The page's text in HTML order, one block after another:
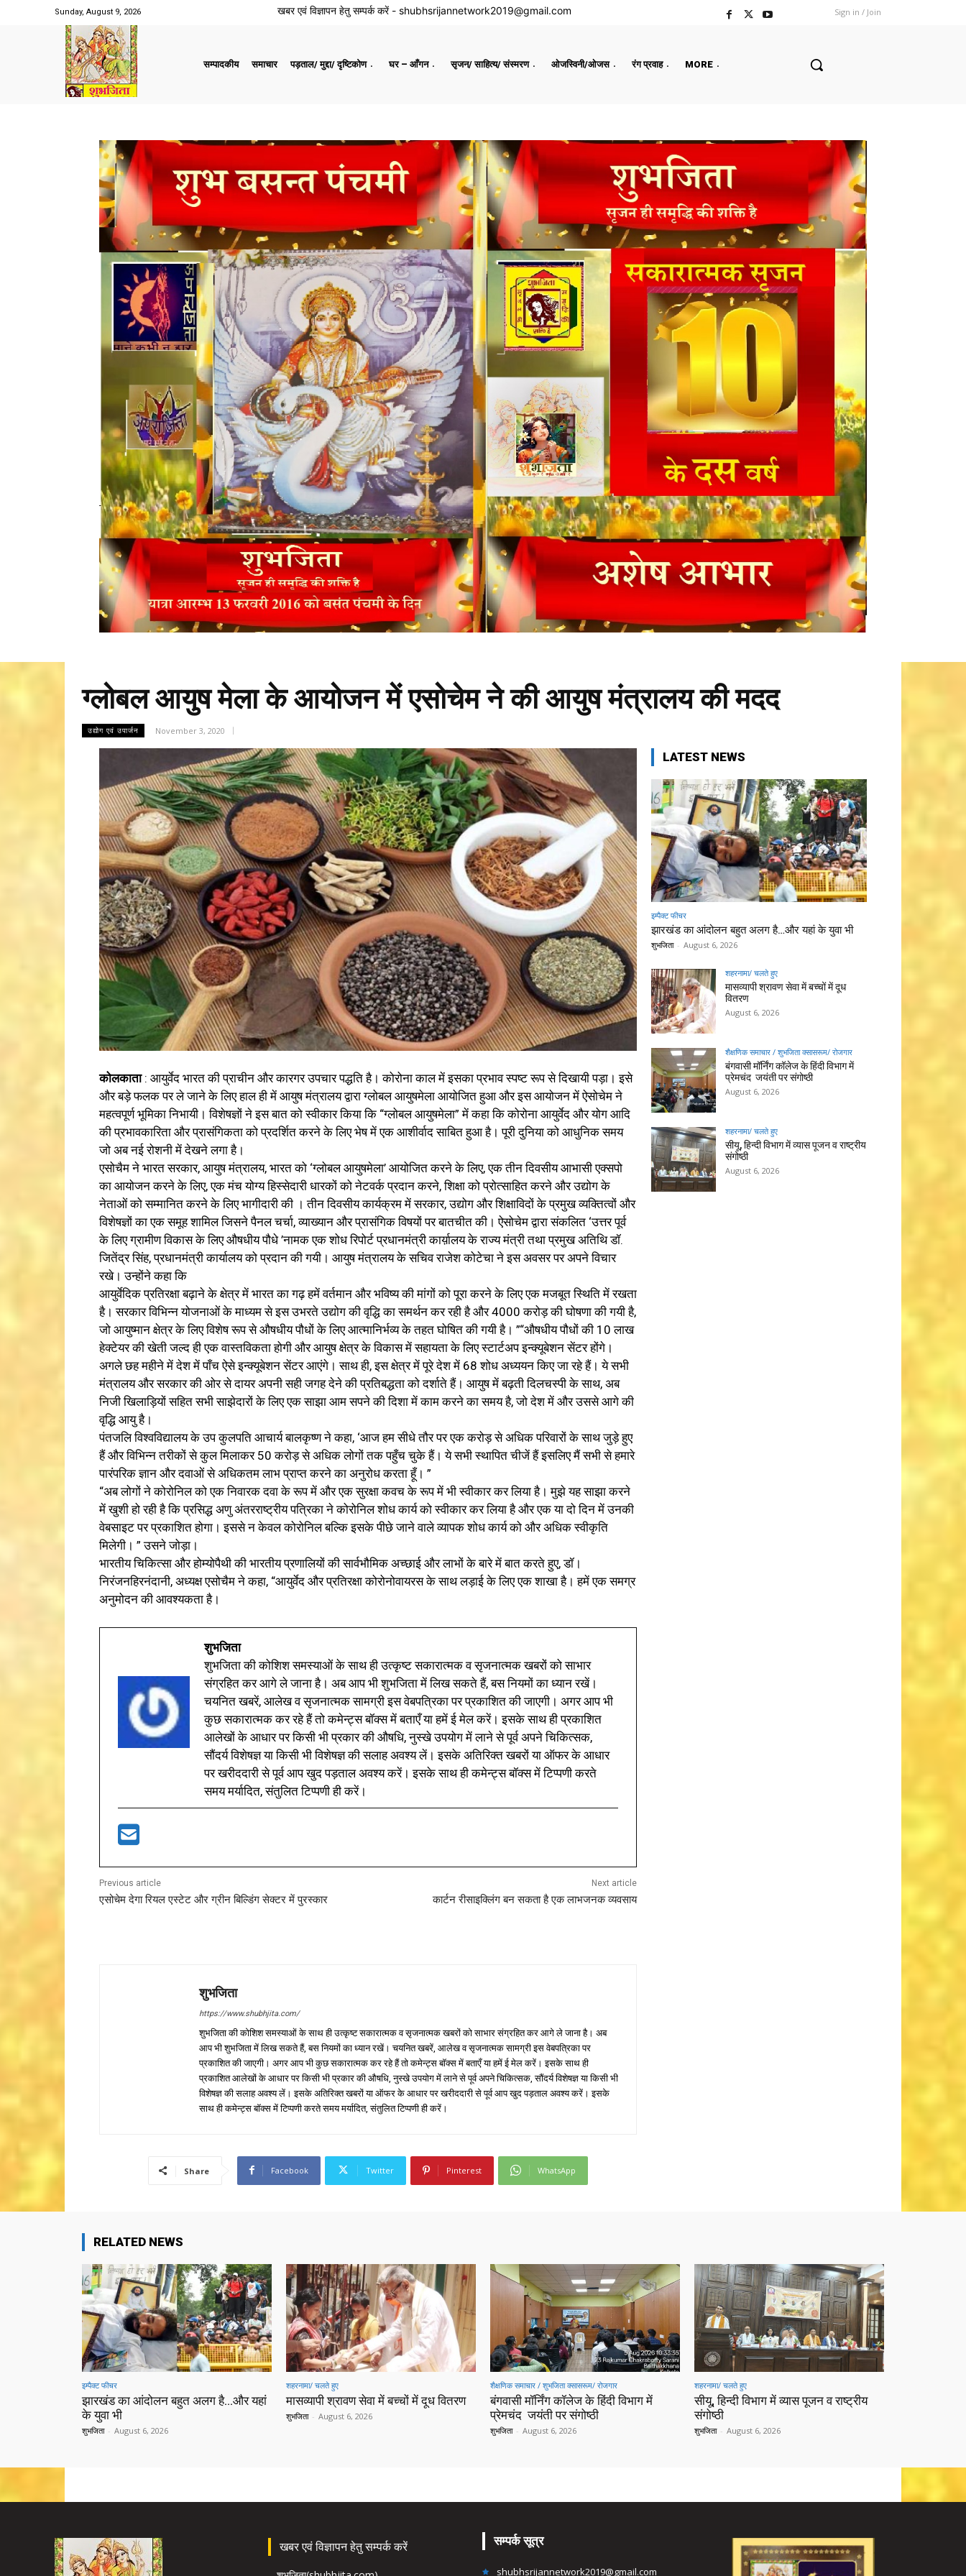
Sunday, August 9, 2026 खबर एवं विज्ञापन हेतु सम्पर्क करें - shubhsrijannetwork2019@gmail.com Sign in / Join
सम्पादकीय समाचार पड़ताल/ मुद्दा/ दृष्टिकोण घर – आँगन सृजन/ साहित्य/ संस्मरण ओजस्विनी/ओजस रंग प्रवाह MORE
ग्लोबल आयुष मेला के आयोजन में एसोचेम ने की आयुष मंत्रालय की मदद
उद्योग एवं उपार्जन November 3, 2020
कोलकाता: आयुर्वेद भारत की प्राचीन और कारगर उपचार पद्धति है। कोरोना काल में इसका प्रभाव स्पष्ट रूप से दिखायी पड़ा। इसे
और बड़े फलक पर ले जाने के लिए हाल ही में आयुष मंत्रालय द्वारा ग्लोबल आयुषमेला आयोजित हुआ और इस आयोजन में ऐसोचेम ने
महत्वपूर्ण भूमिका निभायी। विशेषज्ञों ने इस बात को स्वीकार किया कि “ग्लोबल आयुषमेला” में कहा कि कोरोना आयुर्वेद और योग आदि
की प्रभावकारिता और प्रासंगिकता को प्रदर्शित करने के लिए भेष में एक आशीर्वाद साबित हुआ है। पूरी दुनिया को आधुनिक समय
जो अब नई रोशनी में देखने लगा है।
एसोचैम ने भारत सरकार, आयुष मंत्रालय, भारत को ‘ग्लोबल आयुषमेला’ आयोजित करने के लिए, एक तीन दिवसीय आभासी एक्सपो
का आयोजन करने के लिए, एक मंच योग्य हिस्सेदारी धारकों को नेटवर्क प्रदान करने, शिक्षा को प्रोत्साहित करने और उद्योग के
नेताओं को सम्मानित करने के लिए भागीदारी की । तीन दिवसीय कार्यक्रम में सरकार, उद्योग और शिक्षाविदों के प्रमुख व्यक्तित्वों और
विशेषज्ञों का एक समूह शामिल जिसने पैनल चर्चा, व्याख्यान और प्रासंगिक विषयों पर बातचीत की। ऐसोचेम द्वारा संकलित ‘उत्तर पूर्व
के लिए ग्रामीण विकास के लिए औषधीय पौधे ’नामक एक शोध रिपोर्ट प्रधानमंत्री कार्य़ालय के राज्य मंत्री तथा प्रमुख अतिथि डॉ.
जितेंद्र सिंह, प्रधानमंत्री कार्यालय को प्रदान की गयी। आयुष मंत्रालय के सचिव राजेश कोटेचा ने इस अवसर पर अपने विचार
रखे। उन्होंने कहा कि
आयुर्वेदिक प्रतिरक्षा बढ़ाने के क्षेत्र में भारत का गढ़ हमें वर्तमान और भविष्य की मांगों को पूरा करने के लिए एक मजबूत स्थिति में रखता
है। सरकार विभिन्न योजनाओं के माध्यम से इस उभरते उद्योग की वृद्धि का समर्थन कर रही है और 4000 करोड़ की घोषणा की गयी है,
जो आयुष्मान क्षेत्र के लिए विशेष रूप से औषधीय पौधों के लिए आत्मानिर्भव्य के तहत घोषित की गयी है। ”“औषधीय पौधों की 10 लाख
हेक्टेयर की खेती जल्द ही एक वास्तविकता होगी और आयुष क्षेत्र के विकास में सहायता के लिए स्टार्टअप इन्क्यूबेशन सेंटर होंगे।
अगले छह महीने में देश में पाँच ऐसे इन्क्यूबेशन सेंटर आएंगे। साथ ही, इस क्षेत्र में पूरे देश में 68 शोध अध्ययन किए जा रहे हैं। ये सभी
मंत्रालय और सरकार की ओर से दायर अपनी सही जगह देने की प्रतिबद्धता को दर्शाते हैं। आयुष में बढ़ती दिलचस्पी के साथ, अब
निजी खिलाड़ियों सहित सभी साझेदारों के लिए एक साझा आम सपने की दिशा में काम करने का समय है, जो देश में और उससे आगे की
वृद्धि आयु है।
पंतजलि विश्वविद्यालय के उप कुलपति आचार्य बालकृष्ण ने कहा, ‘आज हम सीधे तौर पर एक करोड़ से अधिक परिवारों के साथ जुड़े हुए
हैं और विभिन्न तरीकों से कुल मिलाकर 50 करोड़ से अधिक लोगों तक पहुँच चुके हैं। ये सभी स्थापित चीजें हैं इसलिए मैं सभी से हमारे
पारंपरिक ज्ञान और दवाओं से अधिकतम लाभ प्राप्त करने का अनुरोध करता हूँ। ”
“अब लोगों ने कोरोनिल को एक निवारक दवा के रूप में और एक सुरक्षा कवच के रूप में भी स्वीकार कर लिया है। मुझे यह साझा करने
में खुशी हो रही है कि प्रसिद्ध अणु अंतरराष्ट्रीय पत्रिका ने कोरोनिल शोध कार्य को स्वीकार कर लिया है और एक या दो दिन में उनकी
वेबसाइट पर प्रकाशित होगा। इससे न केवल कोरोनिल बल्कि इसके पीछे जाने वाले व्यापक शोध कार्य को और अधिक स्वीकृति
मिलेगी। ” उसने जोड़ा।
भारतीय चिकित्सा और होम्योपैथी की भारतीय प्रणालियों की सार्वभौमिक अच्छाई और लाभों के बारे में बात करते हुए, डॉ।
निरंजनहिरनंदानी, अध्यक्ष एसोचैम ने कहा, “आयुर्वेद और प्रतिरक्षा कोरोनोवायरस के साथ लड़ाई के लिए एक शाखा है। हमें एक समग्र
अनुमोदन की आवश्यकता है।
शुभजिता
शुभजिता की कोशिश समस्याओं के साथ ही उत्कृष्ट सकारात्मक व सृजनात्मक खबरों को साभार
संग्रहित कर आगे ले जाना है। अब आप भी शुभजिता में लिख सकते हैं, बस नियमों का ध्यान रखें।
चयनित खबरें, आलेख व सृजनात्मक सामग्री इस वेबपत्रिका पर प्रकाशित की जाएगी। अगर आप भी
कुछ सकारात्मक कर रहे हैं तो कमेन्ट्स बॉक्स में बताएँ या हमें ई मेल करें। इसके साथ ही प्रकाशित
आलेखों के आधार पर किसी भी प्रकार की औषधि, नुस्खे उपयोग में लाने से पूर्व अपने चिकित्सक,
सौंदर्य विशेषज्ञ या किसी भी विशेषज्ञ की सलाह अवश्य लें। इसके अतिरिक्त खबरों या ऑफर के आधार
पर खरीददारी से पूर्व आप खुद पड़ताल अवश्य करें। इसके साथ ही कमेन्ट्स बॉक्स में टिप्पणी करते
समय मर्यादित, संतुलित टिप्पणी ही करें।
Previous article
एसोचेम देगा रियल एस्टेट और ग्रीन बिल्डिंग सेक्टर में पुरस्कार
Next article
कार्टन रीसाइक्लिंग बन सकता है एक लाभजनक व्यवसाय
शुभजिता
https://www.shubhjita.com/
शुभजिता की कोशिश समस्याओं के साथ ही उत्कृष्ट सकारात्मक व सृजनात्मक खबरों को साभार संग्रहित कर आगे ले जाना है। अब
आप भी शुभजिता में लिख सकते हैं, बस नियमों का ध्यान रखें। चयनित खबरें, आलेख व सृजनात्मक सामग्री इस वेबपत्रिका पर
प्रकाशित की जाएगी। अगर आप भी कुछ सकारात्मक कर रहे हैं तो कमेन्ट्स बॉक्स में बताएँ या हमें ई मेल करें। इसके साथ ही
प्रकाशित आलेखों के आधार पर किसी भी प्रकार की औषधि, नुस्खे उपयोग में लाने से पूर्व अपने चिकित्सक, सौंदर्य विशेषज्ञ या किसी भी
विशेषज्ञ की सलाह अवश्य लें। इसके अतिरिक्त खबरों या ऑफर के आधार पर खरीददारी से पूर्व आप खुद पड़ताल अवश्य करें। इसके
साथ ही कमेन्ट्स बॉक्स में टिप्पणी करते समय मर्यादित, संतुलित टिप्पणी ही करें।
Share Facebook Twitter Pinterest WhatsApp
LATEST NEWS
इम्पैक्ट फीचर
झारखंड का आंदोलन बहुत अलग है…और यहां के युवा भी
शुभजिता - August 6, 2026
शहरनामा/ चलते हुए
मासव्यापी श्रावण सेवा में बच्चों में दूध
वितरण
August 6, 2026
शैक्षणिक समाचार / शुभजिता क्सासरूम/ रोजगार
बंगवासी मॉर्निंग कॉलेज के हिंदी विभाग में
प्रेमचंद जयंती पर संगोष्ठी
August 6, 2026
शहरनामा/ चलते हुए
सीयू, हिन्दी विभाग में व्यास पूजन व राष्ट्रीय
संगोष्ठी
August 6, 2026
RELATED NEWS
इम्पैक्ट फीचर
झारखंड का आंदोलन बहुत अलग है…और यहां
के युवा भी
शुभजिता - August 6, 2026
शहरनामा/ चलते हुए
मासव्यापी श्रावण सेवा में बच्चों में दूध वितरण
शुभजिता - August 6, 2026
शैक्षणिक समाचार / शुभजिता क्सासरूम/ रोजगार
बंगवासी मॉर्निंग कॉलेज के हिंदी विभाग में
प्रेमचंद जयंती पर संगोष्ठी
शुभजिता - August 6, 2026
शहरनामा/ चलते हुए
सीयू, हिन्दी विभाग में व्यास पूजन व राष्ट्रीय
संगोष्ठी
शुभजिता - August 6, 2026
खबर एवं विज्ञापन हेतु सम्पर्क करें सम्पर्क सूत्र
shubhsrijannetwork2019@gmail.com